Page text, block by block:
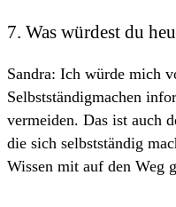
7. Was würdest du
Sandra: Ich würde mich
Selbstständigmachen
vermeiden. Das ist auch
die sich selbstständig
Wissen mit auf den Weg